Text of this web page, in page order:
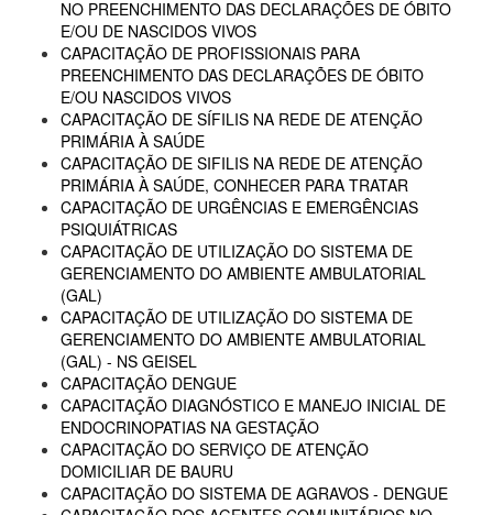
NO PREENCHIMENTO DAS DECLARAÇÕES DE ÓBITO
E/OU DE NASCIDOS VIVOS
CAPACITAÇÃO DE PROFISSIONAIS PARA
PREENCHIMENTO DAS DECLARAÇÕES DE ÓBITO
E/OU NASCIDOS VIVOS
CAPACITAÇÃO DE SÍFILIS NA REDE DE ATENÇÃO
PRIMÁRIA À SAÚDE
CAPACITAÇÃO DE SIFILIS NA REDE DE ATENÇÃO
PRIMÁRIA À SAÚDE, CONHECER PARA TRATAR
CAPACITAÇÃO DE URGÊNCIAS E EMERGÊNCIAS
PSIQUIÁTRICAS
CAPACITAÇÃO DE UTILIZAÇÃO DO SISTEMA DE
GERENCIAMENTO DO AMBIENTE AMBULATORIAL
(GAL)
CAPACITAÇÃO DE UTILIZAÇÃO DO SISTEMA DE
GERENCIAMENTO DO AMBIENTE AMBULATORIAL
(GAL) - NS GEISEL
CAPACITAÇÃO DENGUE
CAPACITAÇÃO DIAGNÓSTICO E MANEJO INICIAL DE
ENDOCRINOPATIAS NA GESTAÇÃO
CAPACITAÇÃO DO SERVIÇO DE ATENÇÃO
DOMICILIAR DE BAURU
CAPACITAÇÃO DO SISTEMA DE AGRAVOS - DENGUE